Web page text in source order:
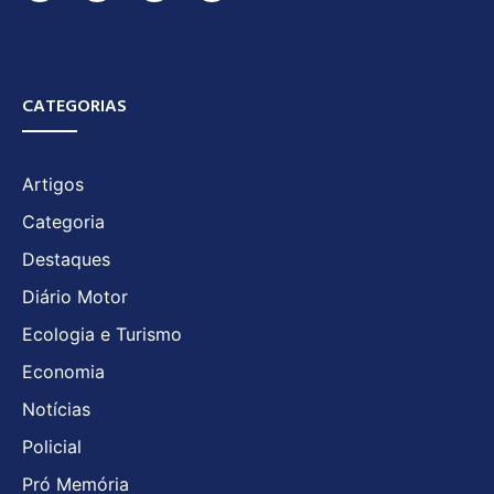
CATEGORIAS
Artigos
Categoria
Destaques
Diário Motor
Ecologia e Turismo
Economia
Notícias
Policial
Pró Memória